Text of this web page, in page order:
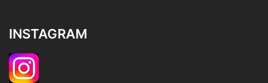
INSTAGRAM